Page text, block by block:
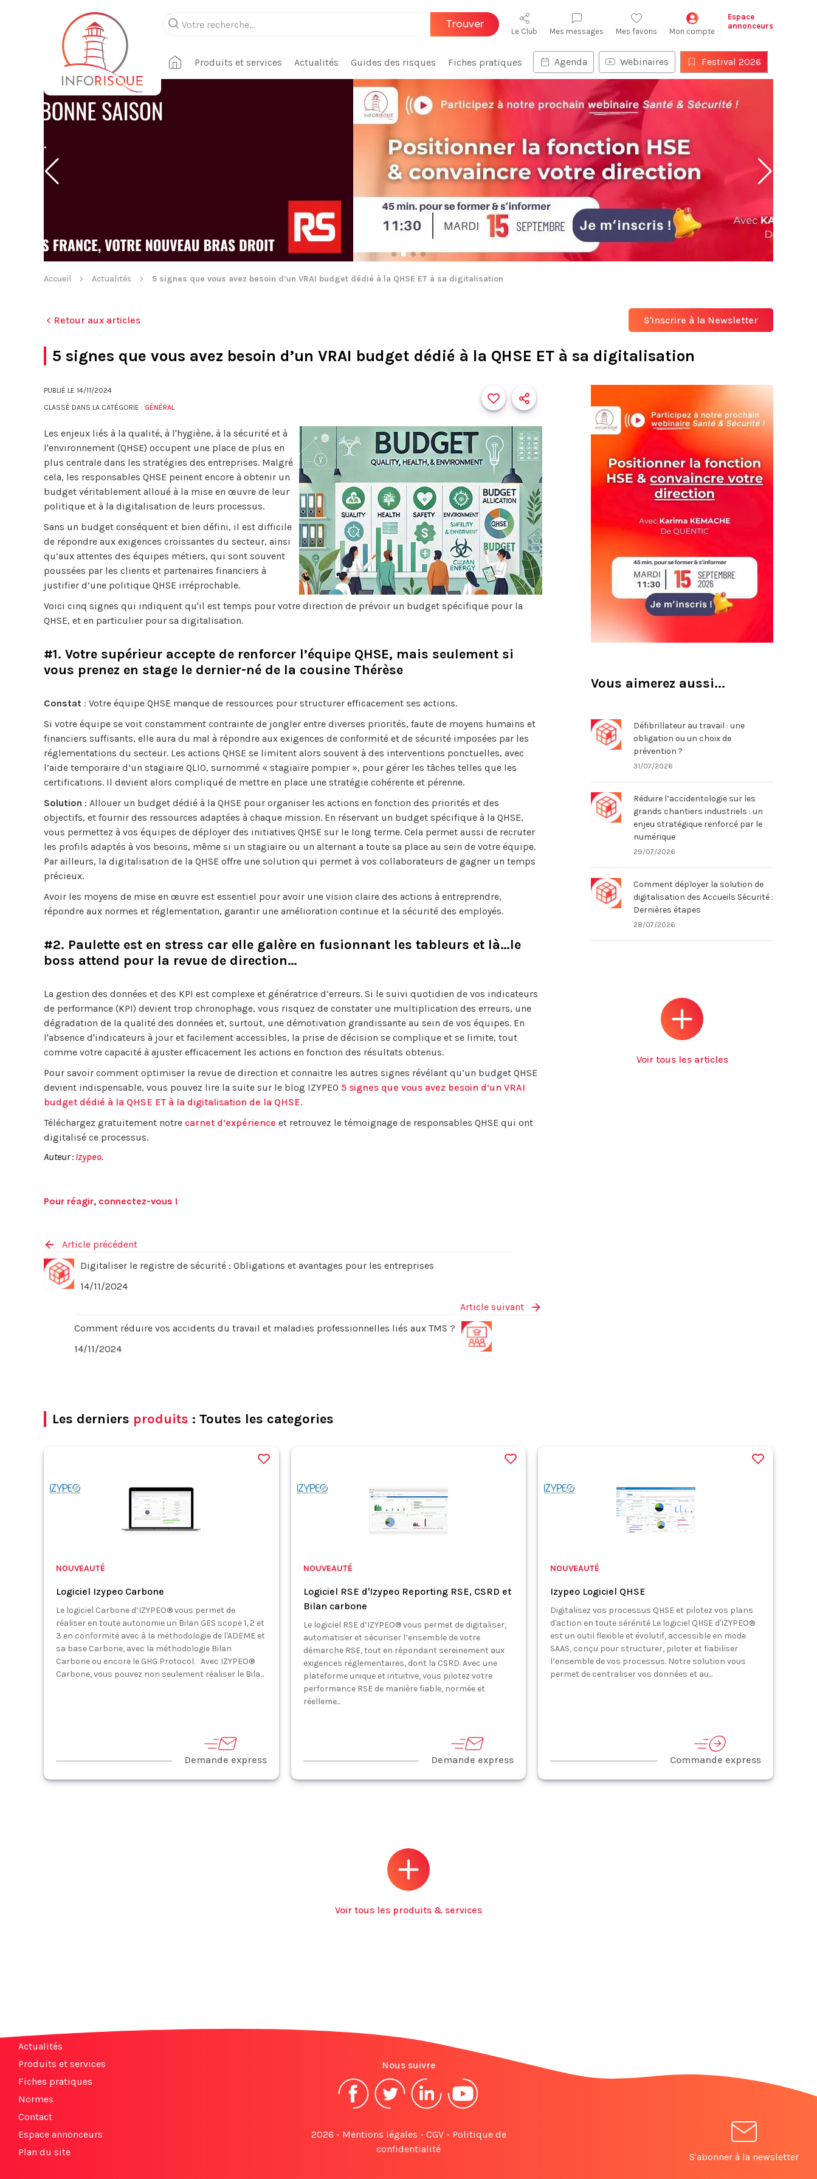
Trouver
Le Club Mes messages Mes favoris Mon compte
Espace
annonceurs
Produits et services Actualités Guides des risques Fiches pratiques Agenda Webinaires Festival 2026
Accueil Actualités 5 signes que vous avez besoin d’un VRAI budget dédié à la QHSE ET à sa digitalisation
Retour aux articles S'inscrire à la Newsletter
5 signes que vous avez besoin d’un VRAI budget dédié à la QHSE ET à sa digitalisation
PUBLIÉ LE 14/11/2024
CLASSÉ DANS LA CATÉGORIE : GÉNÉRAL
Les enjeux liés à la qualité, à l'hygiène, à la sécurité et à
l'environnement (QHSE) occupent une place de plus en
plus centrale dans les stratégies des entreprises. Malgré
cela, les responsables QHSE peinent encore à obtenir un
budget véritablement alloué à la mise en œuvre de leur
politique et à la digitalisation de leurs processus.
Sans un budget conséquent et bien défini, il est difficile
de répondre aux exigences croissantes du secteur, ainsi
qu’aux attentes des équipes métiers, qui sont souvent
poussées par les clients et partenaires financiers à
justifier d’une politique QHSE irréprochable.
Voici cinq signes qui indiquent qu'il est temps pour votre direction de prévoir un budget spécifique pour la
QHSE, et en particulier pour sa digitalisation.
#1. Votre supérieur accepte de renforcer l’équipe QHSE, mais seulement si
vous prenez en stage le dernier-né de la cousine Thérèse
Constat : Votre équipe QHSE manque de ressources pour structurer efficacement ses actions.
Si votre équipe se voit constamment contrainte de jongler entre diverses priorités, faute de moyens humains et
financiers suffisants, elle aura du mal à répondre aux exigences de conformité et de sécurité imposées par les
réglementations du secteur. Les actions QHSE se limitent alors souvent à des interventions ponctuelles, avec
l’aide temporaire d’un stagiaire QLIO, surnommé « stagiaire pompier », pour gérer les tâches telles que les
certifications. Il devient alors compliqué de mettre en place une stratégie cohérente et pérenne.
Solution : Allouer un budget dédié à la QHSE pour organiser les actions en fonction des priorités et des
objectifs, et fournir des ressources adaptées à chaque mission. En réservant un budget spécifique à la QHSE,
vous permettez à vos équipes de déployer des initiatives QHSE sur le long terme. Cela permet aussi de recruter
les profils adaptés à vos besoins, même si un stagiaire ou un alternant a toute sa place au sein de votre équipe.
Par ailleurs, la digitalisation de la QHSE offre une solution qui permet à vos collaborateurs de gagner un temps
précieux.
Avoir les moyens de mise en œuvre est essentiel pour avoir une vision claire des actions à entreprendre,
répondre aux normes et réglementation, garantir une amélioration continue et la sécurité des employés.
#2. Paulette est en stress car elle galère en fusionnant les tableurs et là…le
boss attend pour la revue de direction…
La gestion des données et des KPI est complexe et génératrice d’erreurs. Si le suivi quotidien de vos indicateurs
de performance (KPI) devient trop chronophage, vous risquez de constater une multiplication des erreurs, une
dégradation de la qualité des données et, surtout, une démotivation grandissante au sein de vos équipes. En
l'absence d'indicateurs à jour et facilement accessibles, la prise de décision se complique et se limite, tout
comme votre capacité à ajuster efficacement les actions en fonction des résultats obtenus.
Pour savoir comment optimiser la revue de direction et connaitre les autres signes révélant qu’un budget QHSE
devient indispensable, vous pouvez lire la suite sur le blog IZYPEO 5 signes que vous avez besoin d’un VRAI
budget dédié à la QHSE ET à la digitalisation de la QHSE.
Téléchargez gratuitement notre carnet d’expérience et retrouvez le témoignage de responsables QHSE qui ont
digitalisé ce processus.
Auteur : Izypeo.
Pour réagir, connectez-vous !
Article précédent
Digitaliser le registre de sécurité : Obligations et avantages pour les entreprises
14/11/2024
Article suivant
Comment réduire vos accidents du travail et maladies professionnelles liés aux TMS ?
14/11/2024
Vous aimerez aussi...
Défibrillateur au travail : une
obligation ou un choix de
prévention ?
31/07/2026
Réduire l’accidentologie sur les
grands chantiers industriels : un
enjeu stratégique renforcé par le
numérique
29/07/2026
Comment déployer la solution de
digitalisation des Accueils Sécurité :
Dernières étapes
28/07/2026
Voir tous les articles
Les derniers produits : Toutes les categories
NOUVEAUTÉ
Logiciel Izypeo Carbone
Le logiciel Carbone d’IZYPEO® vous permet de
réaliser en toute autonomie un Bilan GES scope 1, 2 et
3 en conformité avec à la méthodologie de l'ADEME et
sa base Carbone, avec la méthodologie Bilan
Carbone ou encore le GHG Protocol. Avec IZYPEO®
Carbone, vous pouvez non seulement réaliser le Bila...
Demande express
NOUVEAUTÉ
Logiciel RSE d'Izypeo Reporting RSE, CSRD et
Bilan carbone
Le logiciel RSE d’IZYPEO® vous permet de digitaliser,
automatiser et sécuriser l’ensemble de votre
démarche RSE, tout en répondant sereinement aux
exigences réglementaires, dont la CSRD. Avec une
plateforme unique et intuitive, vous pilotez votre
performance RSE de manière fiable, normée et
réelleme...
Demande express
NOUVEAUTÉ
Izypeo Logiciel QHSE
Digitalisez vos processus QHSE et pilotez vos plans
d'action en toute sérénité Le logiciel QHSE d'IZYPEO®
est un outil flexible et évolutif, accessible en mode
SAAS, conçu pour structurer, piloter et fiabiliser
l’ensemble de vos processus. Notre solution vous
permet de centraliser vos données et au...
Commande express
Voir tous les produits & services
Actualités
Produits et services
Fiches pratiques
Normes
Contact
Espace annonceurs
Plan du site
Nous suivre
2026 - Mentions légales - CGV- Politique de
confidentialité
S'abonner à la newsletter